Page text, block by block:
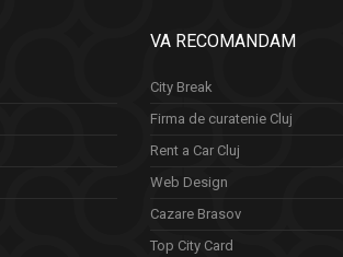
VA RECOMANDAM
City Break
Firma de curatenie Cluj
Rent a Car Cluj
Web Design
Cazare Brasov
Top City Card